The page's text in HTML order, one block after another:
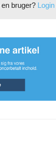
bruger?